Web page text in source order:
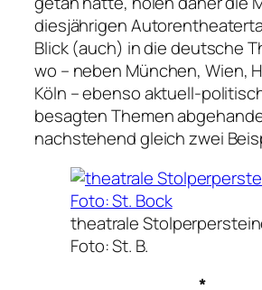
diesjährigen
Blick (auch) in die deutsche
wo – neben München, Wien,
Köln – ebenso aktuell-
besagten Themen
nachstehend gleich zwei
theatrale
Foto: St. B.
*